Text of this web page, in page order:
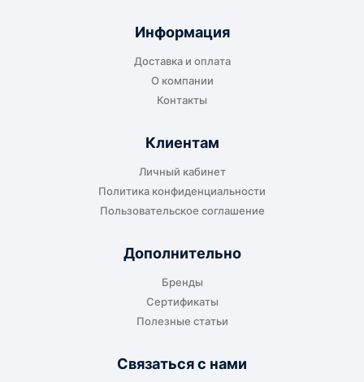
Информация
Доставка и оплата
О компании
Контакты
Клиентам
Личный кабинет
Политика конфиденциальности
Пользовательское соглашение
Дополнительно
Бренды
Сертификаты
Полезные статьи
Связаться с нами